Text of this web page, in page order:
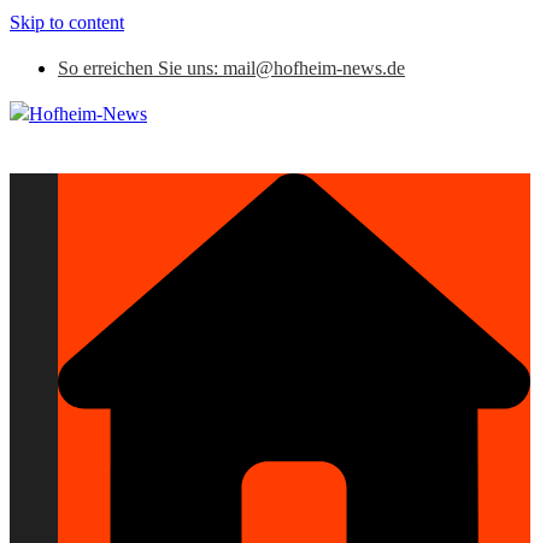
Skip to content
So erreichen Sie uns: mail@hofheim-news.de